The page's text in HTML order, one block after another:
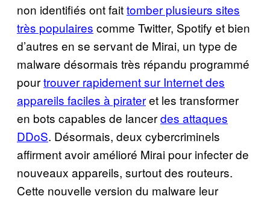
non identifiés ont faittomber plusieurs sites
très populaires comme Twitter, Spotify et bien
d’autres en se servant de Mirai, un type de
malware désormais très répandu programmé
pourtrouver rapidement sur Internet des
appareils faciles à pirateret les transformer
en bots capables de lancerdes attaques
DDoS. Désormais, deux cybercriminels
affirment avoir amélioré Mirai pour infecter de
nouveaux appareils, surtout des routeurs.
Cette nouvelle version du malware leur